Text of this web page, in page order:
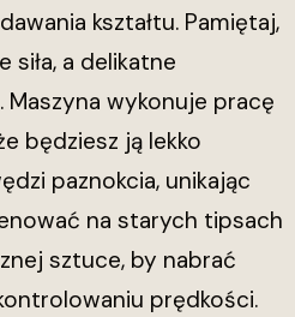
kształtu. Pamiętaj,
a delikatne
Maszyna wykonuje pracę
będziesz ją lekko
paznokcia, unikając
na starych tipsach
sztuce, by nabrać
prędkości.